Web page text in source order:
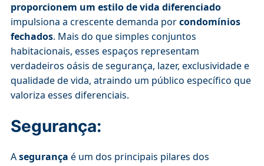
proporcionem um estilo de vida diferenciado
impulsiona a crescente demanda porcondomínios
fechados. Mais do que simples conjuntos
habitacionais, esses espaços representam
verdadeiros oásis de segurança, lazer, exclusividade e
qualidade de vida, atraindo um público específico que
valoriza esses diferenciais.
Segurança:
Asegurança é um dos principais pilares dos